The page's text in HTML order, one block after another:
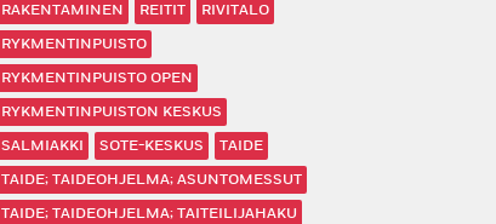
RAKENTAMINEN
REITIT
RIVITALO
RYKMENTINPUISTO
RYKMENTINPUISTO OPEN
RYKMENTINPUISTON KESKUS
SALMIAKKI
SOTE-KESKUS
TAIDE
TAIDE; TAIDEOHJELMA; ASUNTOMESSUT
TAIDE; TAIDEOHJELMA; TAITEILIJAHAKU